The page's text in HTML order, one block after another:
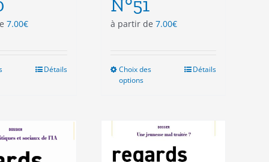
7.00€
Les
options
Détails
N°51
à partir de 7.00€
Choix des
options
Les
options
Détails